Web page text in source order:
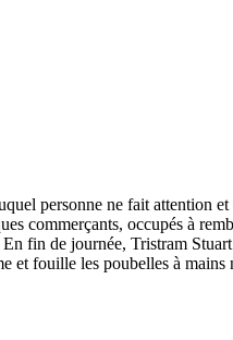
personne ne fait attention
commerçants, occupés à
fin de journée, Tristram
et fouille les poubelles à mains